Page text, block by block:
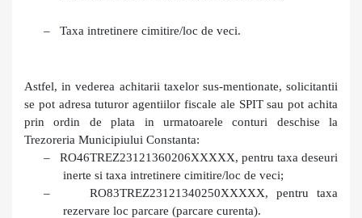
– Taxa intretinere cimitire/loc de veci.
Astfel, in vederea achitarii taxelor sus-mentionate, solicitantii
se pot adresa tuturor agentiilor fiscale ale SPIT sau pot achita
prin ordin de plata in urmatoarele conturi deschise la
Trezoreria Municipiului Constanta:
–
RO46TREZ23121360206XXXXX, pentru taxa deseuri
inerte si taxa intretinere cimitire/loc de veci;
–
RO83TREZ23121340250XXXXX, pentru taxa
rezervare loc parcare (parcare curenta).